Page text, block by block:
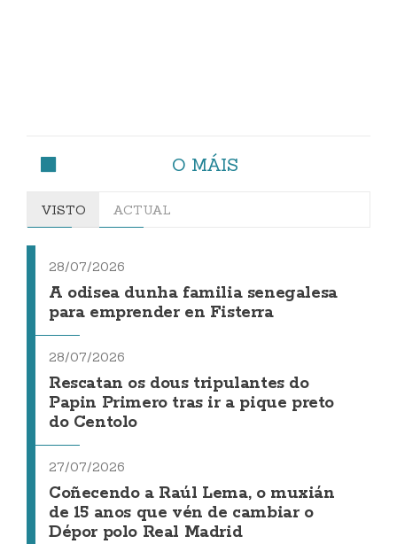
O MÁIS
VISTO ACTUAL
28/07/2026
A odisea dunha familia senegalesa
para emprender en Fisterra
28/07/2026
Rescatan os dous tripulantes do
Papin Primero tras ir a pique preto
do Centolo
27/07/2026
Coñecendo a Raúl Lema, o muxián
de 15 anos que vén de cambiar o
Dépor polo Real Madrid